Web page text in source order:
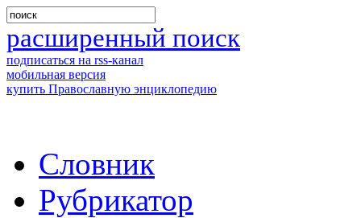
расширенный поиск
подписаться на rss-канал
мобильная версия
купить Православную энциклопедию
Словник
Рубрикатор